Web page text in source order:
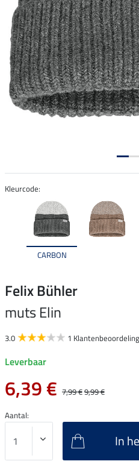
Kleurcode:
CARBON
Felix Bühler
muts Elin
3.0 1 Klantenbeoordeling
Leverbaar
6,39 € 7,99 €9,99 €
Aantal:
In